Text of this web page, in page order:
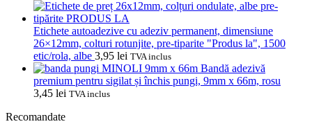
Etichete autoadezive cu adeziv permanent, dimensiune
26×12mm, colturi rotunjite, pre-tiparite "Produs la", 1500
etic/rola, albe 3,95 lei TVA inclus
Bandă adezivă
premium pentru sigilat și închis pungi, 9mm x 66m, rosu
3,45 lei TVA inclus
Recomandate